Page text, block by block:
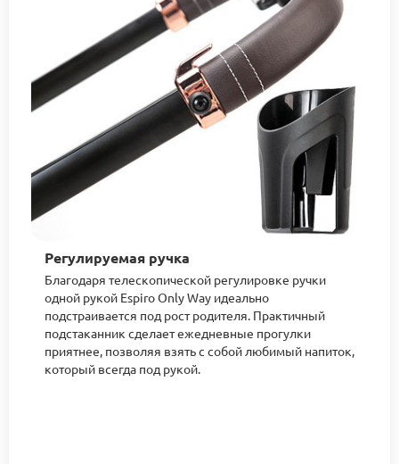
Регулируемая ручка
Благодаря телескопической регулировке ручки
одной рукой Espiro Only Way идеально
подстраивается под рост родителя. Практичный
подстаканник сделает ежедневные прогулки
приятнее, позволяя взять с собой любимый напиток,
который всегда под рукой.